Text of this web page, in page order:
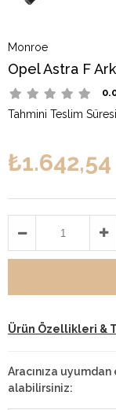
Monroe
Opel Astra F
Tahmini Teslim Süresi
₺1.642,54
Ürün Özellikleri &
Aracınıza
alabilirsiniz: